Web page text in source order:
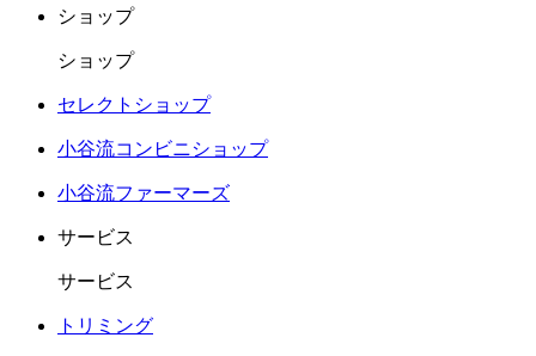
ショップ
ショップ
セレクトショップ
小谷流コンビニショップ
小谷流ファーマーズ
サービス
サービス
トリミング